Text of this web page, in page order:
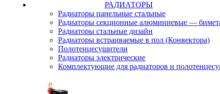
РАДИАТОРЫ
Радиаторы панельные стальные
Радиаторы секционные алюминиевые —
Радиаторы стальные дизайн
Радиаторы встраиваемые в пол (Конвектора)
Полотенцесушители
Радиаторы электрические
Комплектующие для радиаторов и